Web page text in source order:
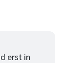
erst in